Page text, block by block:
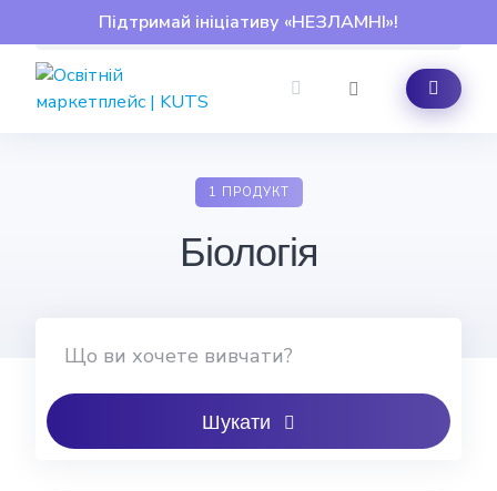
Підтримай ініціативу «НЕЗЛАМНІ»!
to
content
1 ПРОДУКТ
Біологія
Шукати